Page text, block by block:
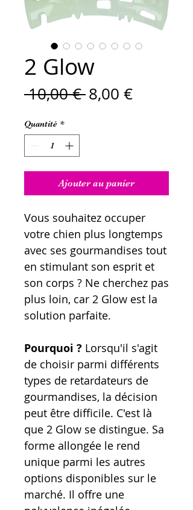
2 Glow
10,00 € Prix
8,00 €Prix
Quantité *
Ajouter au panier
Vous souhaitez occuper
votre chien plus longtemps
avec ses gourmandises tout
en stimulant son esprit et
son corps ? Ne cherchez pas
plus loin, car 2 Glow est la
solution parfaite.
Pourquoi ? Lorsqu'il s'agit
de choisir parmi différents
types de retardateurs de
gourmandises, la décision
peut être difficile. C'est là
que 2 Glow se distingue. Sa
forme allongée le rend
unique parmi les autres
options disponibles sur le
marché. Il offre une